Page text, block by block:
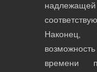
Наконец,
времени